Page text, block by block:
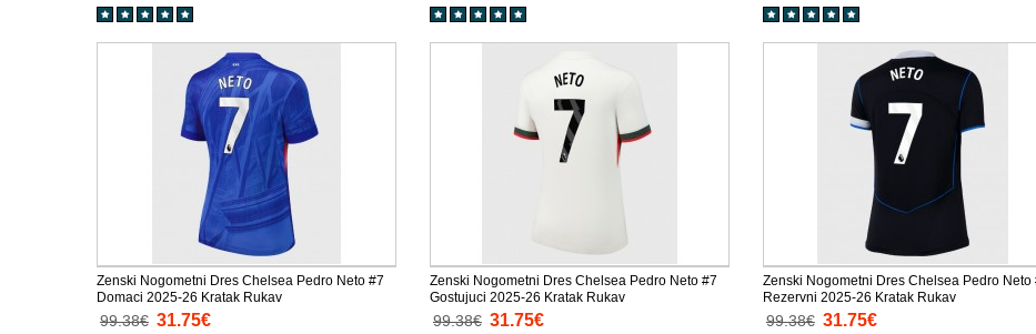
Zenski Nogometni Dres Chelsea Pedro Neto #7
Domaci 2025-26 Kratak Rukav
99.38€ 31.75€
Zenski Nogometni Dres Chelsea Pedro Neto #7
Gostujuci 2025-26 Kratak Rukav
99.38€ 31.75€
Zenski Nogometni Dres Chelsea Pedro Neto
Rezervni 2025-26 Kratak Rukav
99.38€ 31.75€